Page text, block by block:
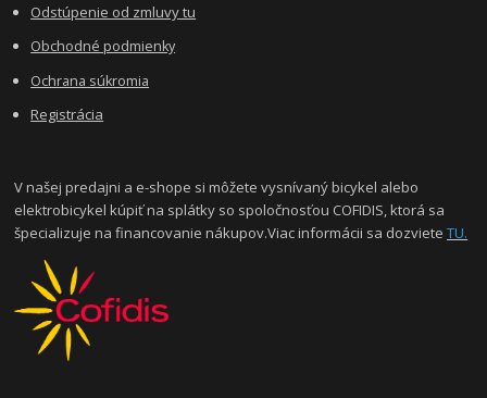
Odstúpenie od zmluvy tu
Obchodné podmienky
Ochrana súkromia
Registrácia
V našej predajni a e-shope si môžete vysnívaný bicykel alebo
elektrobicykel kúpiť na splátky so spoločnosťou COFIDIS, ktorá sa
špecializuje na financovanie nákupov.Viac informácii sa dozvieteTU.